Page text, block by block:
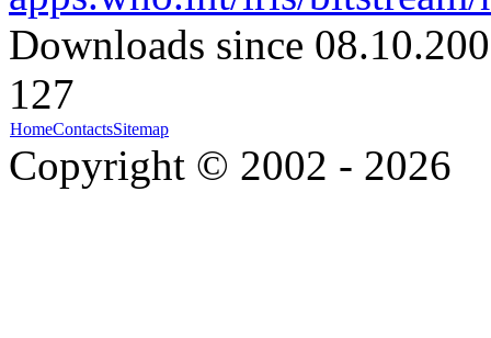
Downloads since
127
HomeContactsSitemap
Copyright © 2002 - 2026